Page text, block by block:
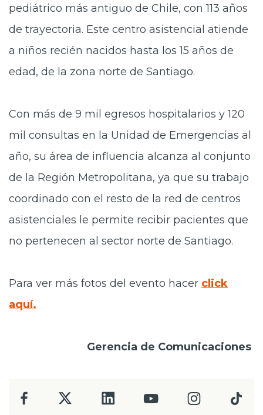
pediátrico más antiguo de Chile, con 113 años
de trayectoria. Este centro asistencial atiende
a niños recién nacidos hasta los 15 años de
edad, de la zona norte de Santiago.
Con más de 9 mil egresos hospitalarios y 120
mil consultas en la Unidad de Emergencias al
año, su área de influencia alcanza al conjunto
de la Región Metropolitana, ya que su trabajo
coordinado con el resto de la red de centros
asistenciales le permite recibir pacientes que
no pertenecen al sector norte de Santiago.
Para ver más fotos del evento hacer click
aquí.
Gerencia de Comunicaciones